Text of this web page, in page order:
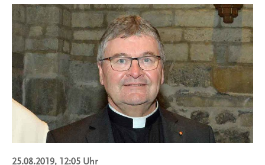
25.08.2019, 12:05 Uhr